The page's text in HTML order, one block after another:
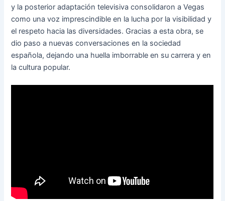
y la posterior adaptación televisiva consolidaron a Vegas
como una voz imprescindible en la lucha por la visibilidad y
el respeto hacia las diversidades. Gracias a esta obra, se
dio paso a nuevas conversaciones en la sociedad
española, dejando una huella imborrable en su carrera y en
la cultura popular.